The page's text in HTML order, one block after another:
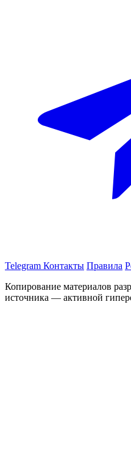
Telegram Контакты Правила
Копирование материалов
источника — активной